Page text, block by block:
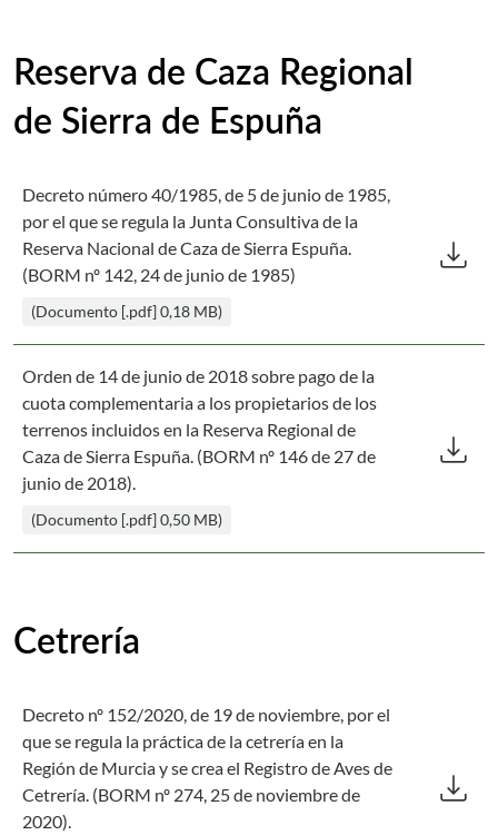
Reserva de Caza Regional
de Sierra de Espuña
Decreto número 40/1985, de 5 de junio de 1985,
por el que se regula la Junta Consultiva de la
Reserva Nacional de Caza de Sierra Espuña.
(BORM nº 142, 24 de junio de 1985)
(Documento [.pdf] 0,18 MB)
download
Orden de 14 de junio de 2018 sobre pago de la
cuota complementaria a los propietarios de los
terrenos incluidos en la Reserva Regional de
Caza de Sierra Espuña. (BORM nº 146 de 27 de
junio de 2018).
(Documento [.pdf] 0,50 MB)
download
Cetrería
Decreto nº 152/2020, de 19 de noviembre, por el
que se regula la práctica de la cetrería en la
Región de Murcia y se crea el Registro de Aves de
Cetrería. (BORM nº 274, 25 de noviembre de
2020).
download